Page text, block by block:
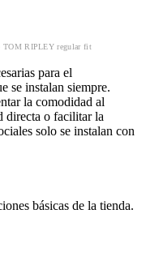
TOM RIPLEY regular fit
para el
se instalan siempre.
la comodidad al
directa o facilitar la
solo se instalan con
básicas de la tienda.